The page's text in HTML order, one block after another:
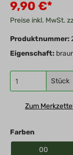
9,90 €*
Preise inkl. MwSt.
Produktnummer:
Eigenschaft:
Stück
Zum
Farben
00